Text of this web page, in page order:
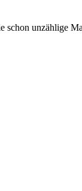
unzählige